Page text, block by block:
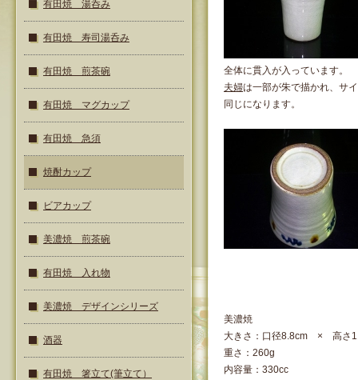
全体に貫入が入っています。
夫婦は一部が朱で描かれ、サ
同じになります。
美濃焼
大きさ：口径8.8cm × 高さ
重さ：260g
内容量：330cc
有田焼 湯呑み
有田焼 寿司湯呑み
有田焼 煎茶碗
有田焼 マグカップ
有田焼 急須
焼酎カップ
ビアカップ
美濃焼 煎茶碗
有田焼 入れ物
美濃焼 デザインシリーズ
酒器
有田焼 箸立て(筆立て）